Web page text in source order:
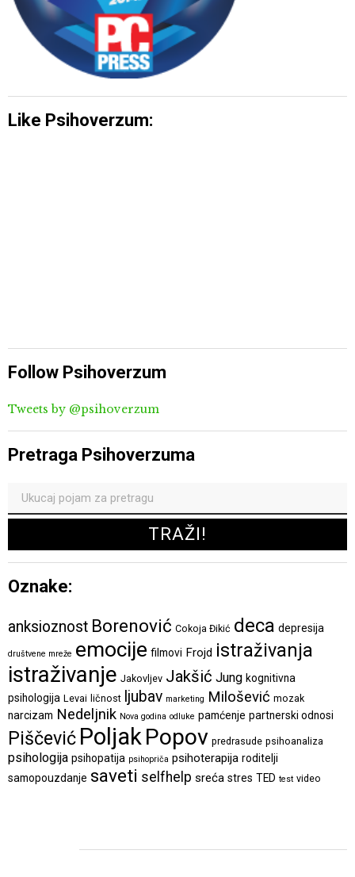
Like Psihoverzum:
Follow Psihoverzum
Tweets by @psihoverzum
Pretraga Psihoverzuma
Oznake:
anksioznost Borenović Cokoja Đikić deca depresija
društvene mreže emocije filmovi Frojd istraživanja
istraživanje Jakovljev Jakšić Jung kognitivna
psihologija Levai ličnost ljubav marketing Milošević mozak
narcizam Nedeljnik Nova godina odluke pamćenje partnerski odnosi
Piščević PoljakPopov predrasude psihoanaliza
psihologija psihopatija psihopriča psihoterapija roditelji
samopouzdanje saveti selfhelp sreća stres TED test video